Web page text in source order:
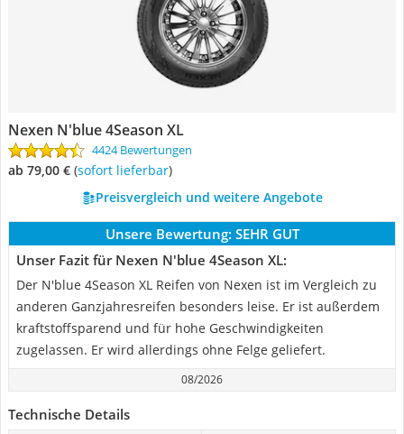
Nexen N'blue 4Season XL
4424 Bewertungen
ab 79,00 € ( Sofort lieferbar)
Preisvergleich und weitere Angebote
Unsere Bewertung: SEHR GUT
Unser Fazit für Nexen N'blue 4Season XL:
Der N'blue 4Season XL Reifen von Nexen ist im Vergleich zu
anderen Ganzjahresreifen besonders leise. Er ist außerdem
kraftstoffsparend und für hohe Geschwindigkeiten
zugelassen. Er wird allerdings ohne Felge geliefert.
08/2026
Technische Details